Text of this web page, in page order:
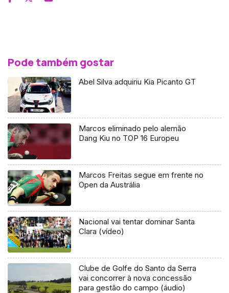
Pode também gostar
Abel Silva adquiriu Kia Picanto GT
Marcos eliminado pelo alemão
Dang Kiu no TOP 16 Europeu
Marcos Freitas segue em frente no
Open da Austrália
Nacional vai tentar dominar Santa
Clara (vídeo)
Clube de Golfe do Santo da Serra
vai concorrer à nova concessão
para gestão do campo (áudio)